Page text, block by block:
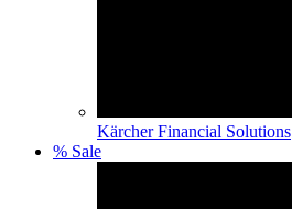
Kärcher Financial Solutions
% Sale